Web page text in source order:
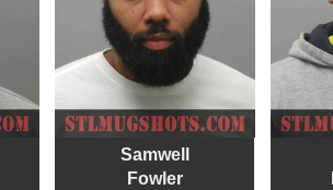
Samwell
Fowler